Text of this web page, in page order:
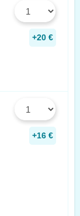
+20 €
+16 €